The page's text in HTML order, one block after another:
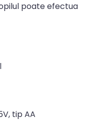
poate efectua
tip AA